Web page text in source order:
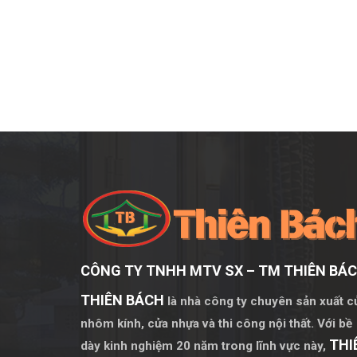
CÔNG TY TNHH MTV SX – TM THIÊN
THIÊN BÁCH là nhà công ty chuyên sản xuất
nhôm kính, cửa nhựa và thi công nội thất. Với bề
dày kinh nghiệm 20 năm trong lĩnh vực này,